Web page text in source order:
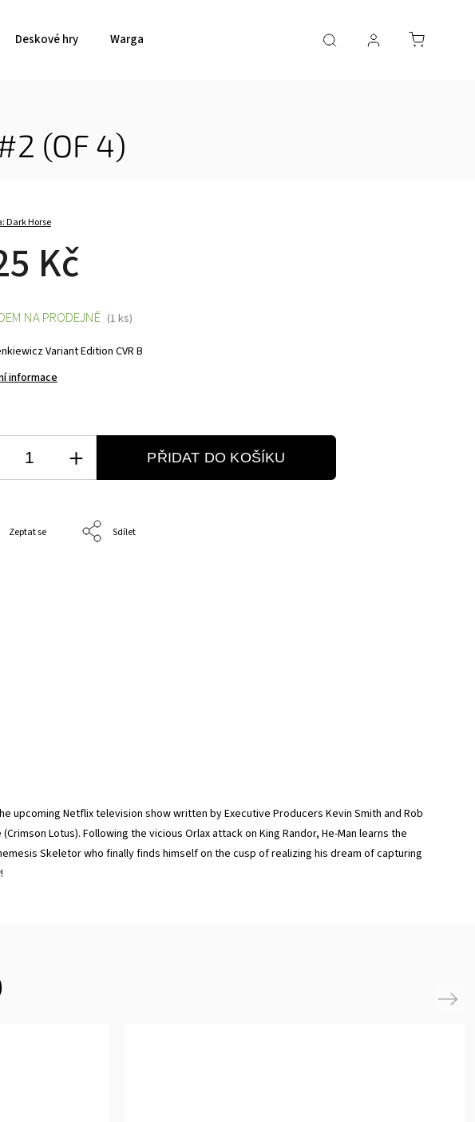
Deskové hry Wargaming HERO Bodový systém
(OF 4)
Dark Horse
Kč
Variant Edition CVR B
informace
NA PRODEJNĚ (1 ks)
PŘIDAT DO KOŠÍKU
Zeptat se Sdílet
upcoming Netflix television show written by Executive Producers Kevin Smith and Rob
Lotus). Following the vicious Orlax attack on King Randor, He-Man learns the
Skeletor who finally finds himself on the cusp of realizing his dream of capturing
Next